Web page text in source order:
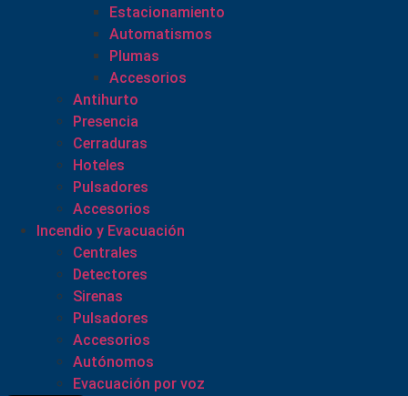
Estacionamiento
Automatismos
Plumas
Accesorios
Antihurto
Presencia
Cerraduras
Hoteles
Pulsadores
Accesorios
Incendio y Evacuación
Centrales
Detectores
Sirenas
Pulsadores
Accesorios
Autónomos
Evacuación por voz